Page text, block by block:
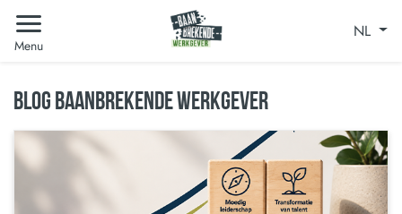
Menu
NL
BLOG BAANBREKENDE WERKGEVER